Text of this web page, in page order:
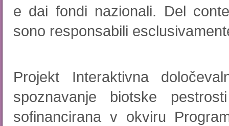
e dai fondi nazionali. Del
sono responsabili
Projekt Interaktivna
spoznavanje biotske
sofinancirana v okviru